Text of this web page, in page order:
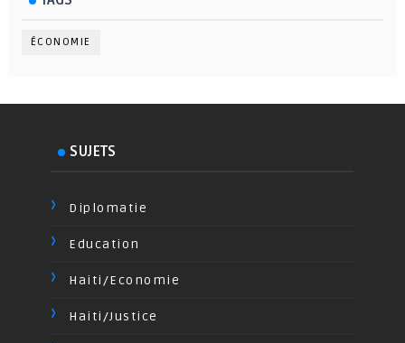
ÉCONOMIE
SUJETS
Diplomatie
Education
Haiti/Economie
Haiti/Justice